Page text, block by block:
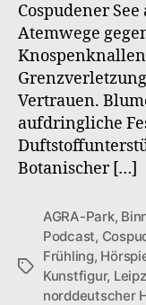
Cospudener
Atemwege
Vertrauen.
aufdringliche
Botanischer […]
Schlagwörter
AGRA-Park,
Podcast,
Frühling,
Kunstfigur,
norddeutscher